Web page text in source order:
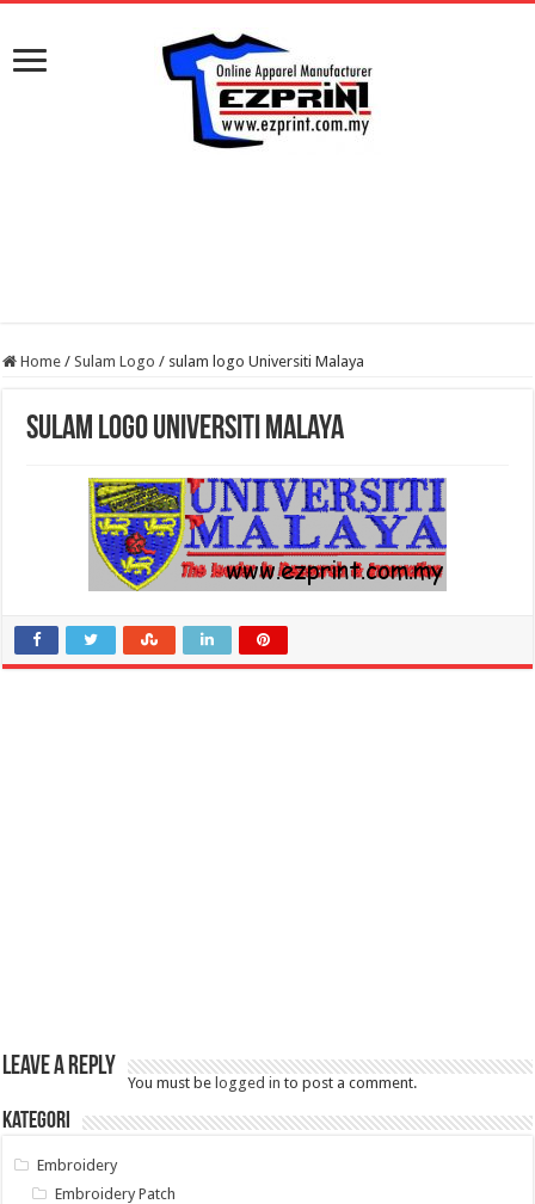
Home / Sulam Logo / sulam logo Universiti Malaya
sulam logo Universiti Malaya
Leave a Reply
You must be logged in to post a comment.
Kategori
Embroidery
Embroidery Patch